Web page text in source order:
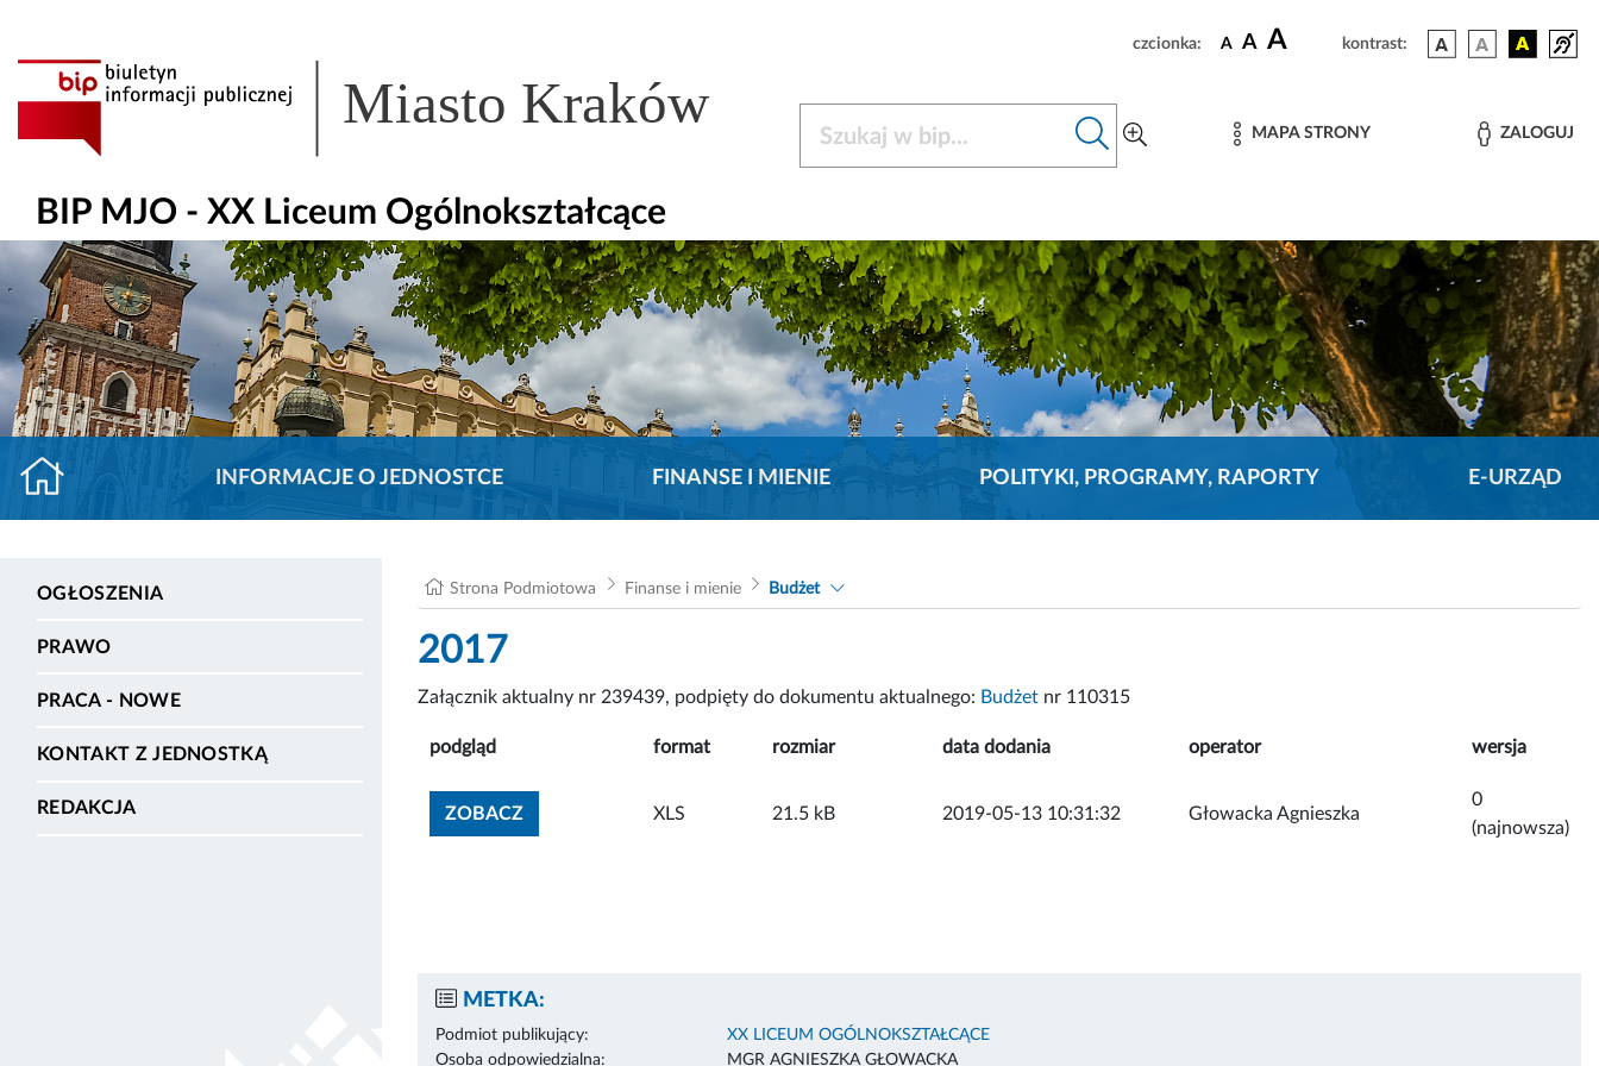
czcionka: A A A kontrast:
Miasto Kraków MAPA STRONY ZALOGUJ
BIP MJO - XX Liceum Ogólnokształcące
INFORMACJE O JEDNOSTCE FINANSE I MIENIE POLITYKI, PROGRAMY, RAPORTY E-URZĄD
OGŁOSZENIA
PRAWO
PRACA - NOWE
KONTAKT Z JEDNOSTKĄ
REDAKCJA
Strona Podmiotowa Finanse i mienie Budżet
2017
Załącznik aktualny nr 239439, podpięty do dokumentu aktualnego: Budżet nr 110315
podgląd format rozmiar data dodania operator wersja
ZOBACZZOBACZ ZAŁĄCZNIK
XLS 21.5 kB 2019-05-13 10:31:32 Głowacka Agnieszka
0
(najnowsza)
METKA:
Podmiot publikujący:
XX LICEUM OGÓLNOKSZTAŁCĄCE
Osoba odpowiedzialna:
MGR AGNIESZKA GŁOWACKA